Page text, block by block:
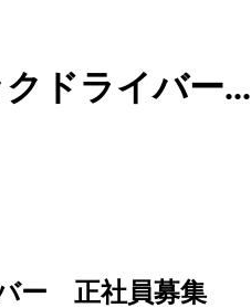
ドライバー...
バー 正社員募集